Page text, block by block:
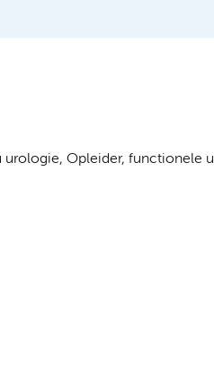
Opleider, functionele